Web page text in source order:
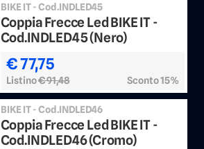
BIKE IT - Cod.INDLED45
Coppia Frecce Led BIKE IT -
Cod.INDLED45 (Nero)
€ 77,75
Listino€ 91,48 Sconto 15%
BIKE IT - Cod.INDLED46
Coppia Frecce Led BIKE IT -
Cod.INDLED46 (Cromo)